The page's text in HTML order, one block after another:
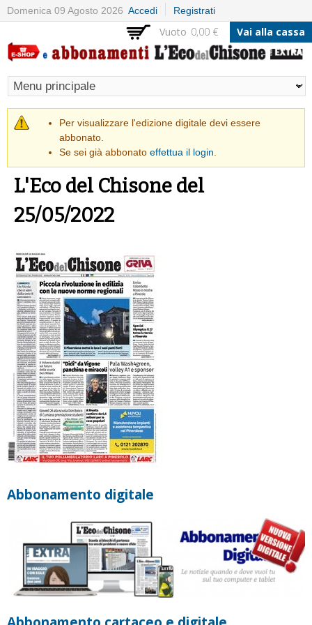
Salta al
contenuto
principale
Domenica 09 Agosto 2026 Accedi Registrati
Vuoto 0,00 € Vai alla cassa
Messaggio di avvertimento
Per visualizzare l'edizione digitale devi essere
abbonato.
Se sei già abbonato effettua il login
L'Eco del Chisone del
25/05/2022
Abbonamento digitale